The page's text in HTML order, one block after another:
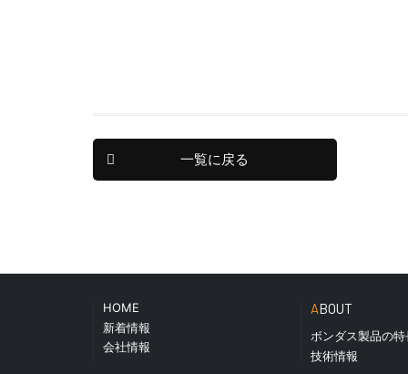
一覧に戻る
HOME
新着情報
会社情報
ABOUT
ボンダス製品の特
技術情報